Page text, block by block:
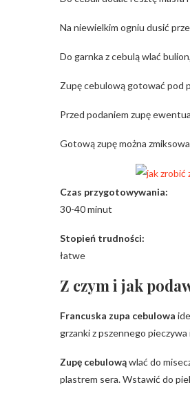
Na niewielkim ogniu dusić
Do garnka z cebulą wlać
Zupę cebulową gotować pod
Przed podaniem zupę
Gotową zupę można
Czas przygotowywania:
30-40 minut
Stopień trudności:
łatwe
Z czym i jak
Francuska zupa cebulowa
grzanki z pszennego
Zupę cebulowąwlać do
plastrem sera. Wstawić do